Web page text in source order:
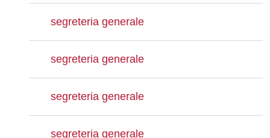
segreteria generale
segreteria generale
segreteria generale
segreteria generale